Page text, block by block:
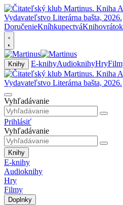
DoručenieKníhkupectváKnihovrátok
Knihy E-knihyAudioknihyHry
Vyhľadávanie
Prihlásiť
Vyhľadávanie
Knihy
E-knihy
Audioknihy
Hry
Filmy
Doplnky